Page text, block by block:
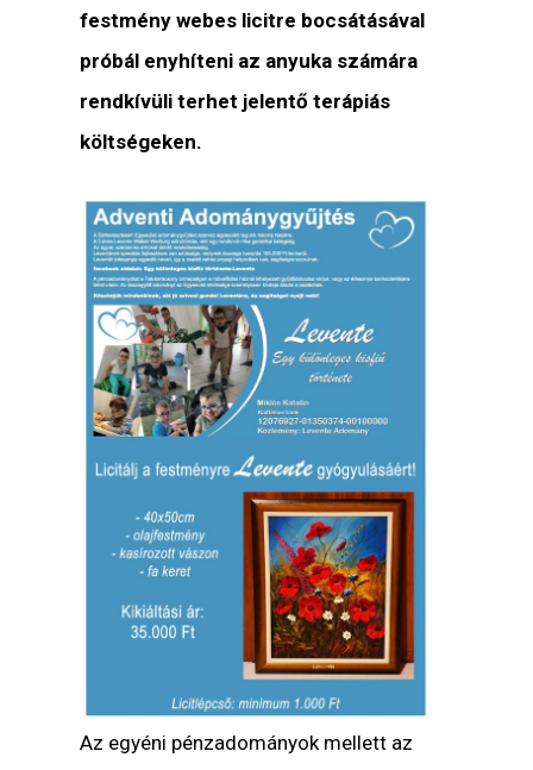
festmény webes licitre bocsátásával
próbál enyhíteni az anyuka számára
rendkívüli terhet jelentő terápiás
költségeken.
Az egyéni pénzadományok mellett az